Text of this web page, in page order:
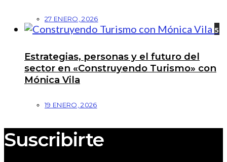
27 ENERO, 2026
5
Estrategias, personas y el futuro del
sector en «Construyendo Turismo» con
Mónica Vila
19 ENERO, 2026
Suscribirte